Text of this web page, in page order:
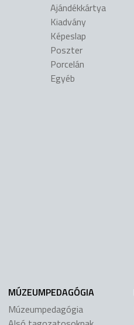
Ajándékkártya
Kiadvány
Képeslap
Poszter
Porcelán
Egyéb
MÚZEUMPEDAGÓGIA
Múzeumpedagógia